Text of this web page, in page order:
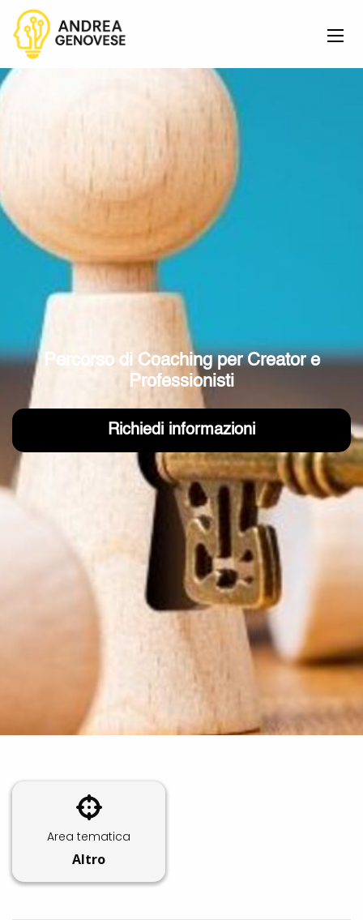
Percorso di Coaching per Creator e
Professionisti
Richiedi informazioni
Area tematica
Altro